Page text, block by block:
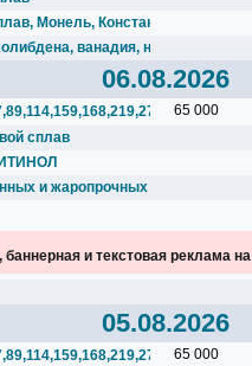
Монель, Константан.
ванадия, ниобия,
06.08.2026
65 000
сплав
и жаропрочных сплавов
баннерная и текстовая реклама
05.08.2026
65 000